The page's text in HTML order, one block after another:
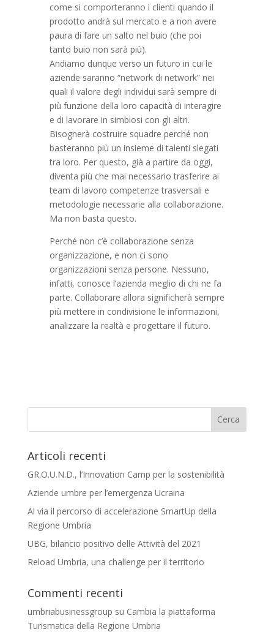
come si comporteranno i clienti quando il
prodotto andrà sul mercato e a non avere
paura di fare un salto nel buio (che poi
tanto buio non sarà più).
Andiamo dunque verso un futuro in cui le
aziende saranno “network di network” nei
quali il valore degli individui sarà sempre di
più funzione della loro capacità di interagire
e di lavorare in simbiosi con gli altri.
Bisognerà costruire squadre perché non
basteranno più un insieme di talenti slegati
tra loro. Per questo, già a partire da oggi,
diventa più che mai necessario trasferire ai
team di lavoro competenze trasversali e
metodologie necessarie alla collaborazione.
Ma non basta questo.
Perché non c’è collaborazione senza
organizzazione, e non ci sono
organizzazioni senza persone. Nessuno,
infatti, conosce l’azienda meglio di chi ne fa
parte. Collaborare allora significherà sempre
più mettere in condivisione le informazioni,
analizzare la realtà e progettare il futuro.
Articoli recenti
GR.O.U.N.D., l’Innovation Camp per la sostenibilità
Aziende umbre per l’emergenza Ucraina
Al via il percorso di accelerazione SmartUp della
Regione Umbria
UBG, bilancio positivo delle Attività del 2021
Reload Umbria, una challenge per il territorio
Commenti recenti
umbriabusinessgroup su Cambia la piattaforma
Turismatica della Regione Umbria